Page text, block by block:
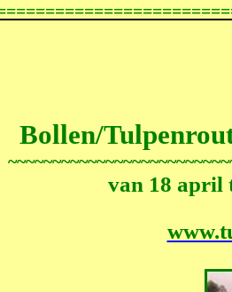
Bollen/
van 18 april